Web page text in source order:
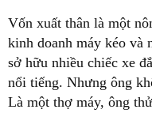
Vốn xuất thân là một
kinh doanh máy kéo và
sở hữu nhiều chiếc xe
nổi tiếng. Nhưng ông
Là một thợ máy, ông